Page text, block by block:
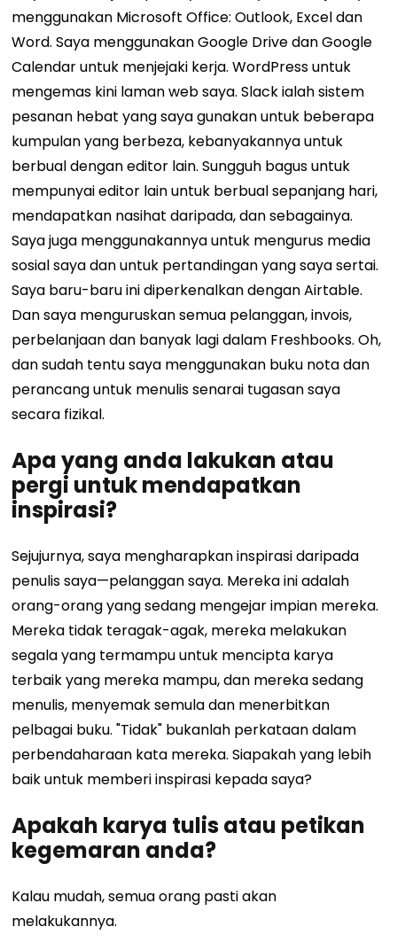
menggunakan Microsoft Office: Outlook, Excel dan
Word. Saya menggunakan Google Drive dan Google
Calendar untuk menjejaki kerja. WordPress untuk
mengemas kini laman web saya. Slack ialah sistem
pesanan hebat yang saya gunakan untuk beberapa
kumpulan yang berbeza, kebanyakannya untuk
berbual dengan editor lain. Sungguh bagus untuk
mempunyai editor lain untuk berbual sepanjang hari,
mendapatkan nasihat daripada, dan sebagainya.
Saya juga menggunakannya untuk mengurus media
sosial saya dan untuk pertandingan yang saya sertai.
Saya baru-baru ini diperkenalkan dengan Airtable.
Dan saya menguruskan semua pelanggan, invois,
perbelanjaan dan banyak lagi dalam Freshbooks. Oh,
dan sudah tentu saya menggunakan buku nota dan
perancang untuk menulis senarai tugasan saya
secara fizikal.
Apa yang anda lakukan atau
pergi untuk mendapatkan
inspirasi?
Sejujurnya, saya mengharapkan inspirasi daripada
penulis saya—pelanggan saya. Mereka ini adalah
orang-orang yang sedang mengejar impian mereka.
Mereka tidak teragak-agak, mereka melakukan
segala yang termampu untuk mencipta karya
terbaik yang mereka mampu, dan mereka sedang
menulis, menyemak semula dan menerbitkan
pelbagai buku. "Tidak" bukanlah perkataan dalam
perbendaharaan kata mereka. Siapakah yang lebih
baik untuk memberi inspirasi kepada saya?
Apakah karya tulis atau petikan
kegemaran anda?
Kalau mudah, semua orang pasti akan
melakukannya.